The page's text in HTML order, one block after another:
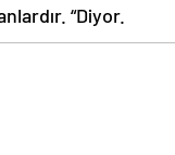
“Diyor.